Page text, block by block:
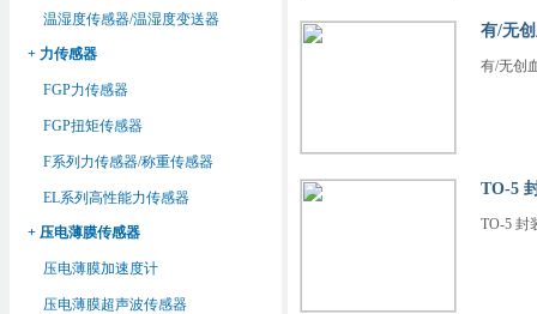
温湿度传感器/温湿度变送器
+ 力传感器
FGP力传感器
FGP扭矩传感器
F系列力传感器/称重传感器
EL系列高性能力传感器
+ 压电薄膜传感器
压电薄膜加速度计
压电薄膜超声波传感器
有/无
有/无创
TO-5
TO-5 封